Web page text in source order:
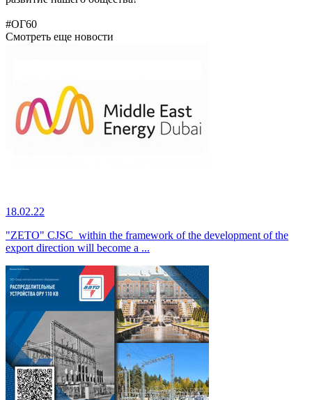
#ОГ60
Смотреть еще новости
18.02.22
"ZETO" CJSC within the framework of the development of the
export direction will become a ...